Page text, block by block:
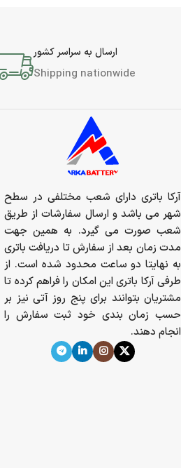
ارسال به سراسر کشور
Shipping nationwide
آرکا باتری دارای شعب مختلفی در سطح
شهر می باشد و ارسال سفارشات از طریق
شعب صورت می گیرد. به همین جهت
مدت زمان بعد از سفارش تا دریافت باتری
به نهایتا دو ساعت محدود شده است. از
طرفی آرکا باتری این امکان را فراهم کرده تا
مشتریان بتوانند برای پنج روز آتی نیز بر
حسب زمان بندی خود ثبت سفارش را
انجام دهند.